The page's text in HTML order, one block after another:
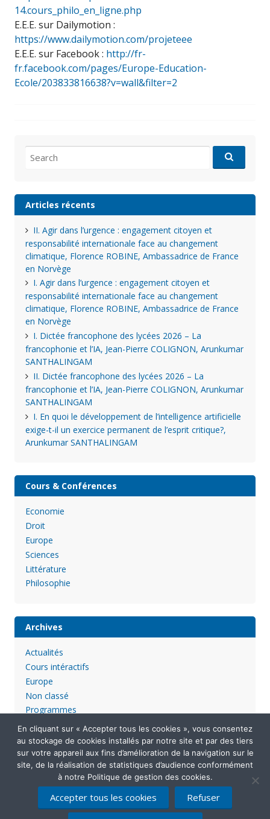
14.cours_philo_en_ligne.php
E.E.E. sur Dailymotion :
https://www.dailymotion.com/projeteee
E.E.E. sur Facebook : http://fr-
fr.facebook.com/pages/Europe-Education-
Ecole/203833816638?v=wall&filter=2
for:
Articles récents
II. Agir dans l’urgence : engagement citoyen et
responsabilité internationale face au changement
climatique, Florence ROBINE, Ambassadrice de France
en Norvège
I. Agir dans l’urgence : engagement citoyen et
responsabilité internationale face au changement
climatique, Florence ROBINE, Ambassadrice de France
en Norvège
I. Dictée francophone des lycées 2026 – La
francophonie et l’IA, Jean-Pierre COLIGNON, Arunkumar
SANTHALINGAM
II. Dictée francophone des lycées 2026 – La
francophonie et l’IA, Jean-Pierre COLIGNON, Arunkumar
SANTHALINGAM
I. En quoi le développement de l’intelligence artificielle
exige-t-il un exercice permanent de l’esprit critique?,
Arunkumar SANTHALINGAM
Cours & Conférences
Economie
Droit
Europe
Sciences
Littérature
Philosophie
Archives
Actualités
Cours intéractifs
Europe
Non classé
Programmes
Mentions légales
Politique de confidentialité
En cliquant sur « Accepter tous les cookies », vous consentez
au stockage de cookies installés par notre site et par des tiers
sur votre appareil aux fins d’amélioration de la navigation sur le
site, de la réalisation de statistiques d’audience conformément
à notre Politique de gestion des cookies.
Accepter tous les cookies Refuser